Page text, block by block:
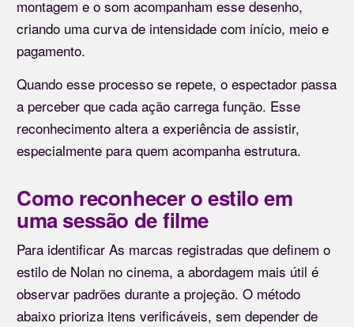
montagem e o som acompanham esse desenho,
criando uma curva de intensidade com início, meio e
pagamento.
Quando esse processo se repete, o espectador passa
a perceber que cada ação carrega função. Esse
reconhecimento altera a experiência de assistir,
especialmente para quem acompanha estrutura.
Como reconhecer o estilo em
uma sessão de filme
Para identificar As marcas registradas que definem o
estilo de Nolan no cinema, a abordagem mais útil é
observar padrões durante a projeção. O método
abaixo prioriza itens verificáveis, sem depender de